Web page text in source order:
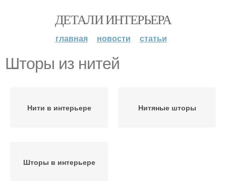
ДЕТАЛИ ИНТЕРЬЕРА
главная новости статьи
Шторы из нитей
Нити в интерьере Нитяные шторы
Шторы в интерьере